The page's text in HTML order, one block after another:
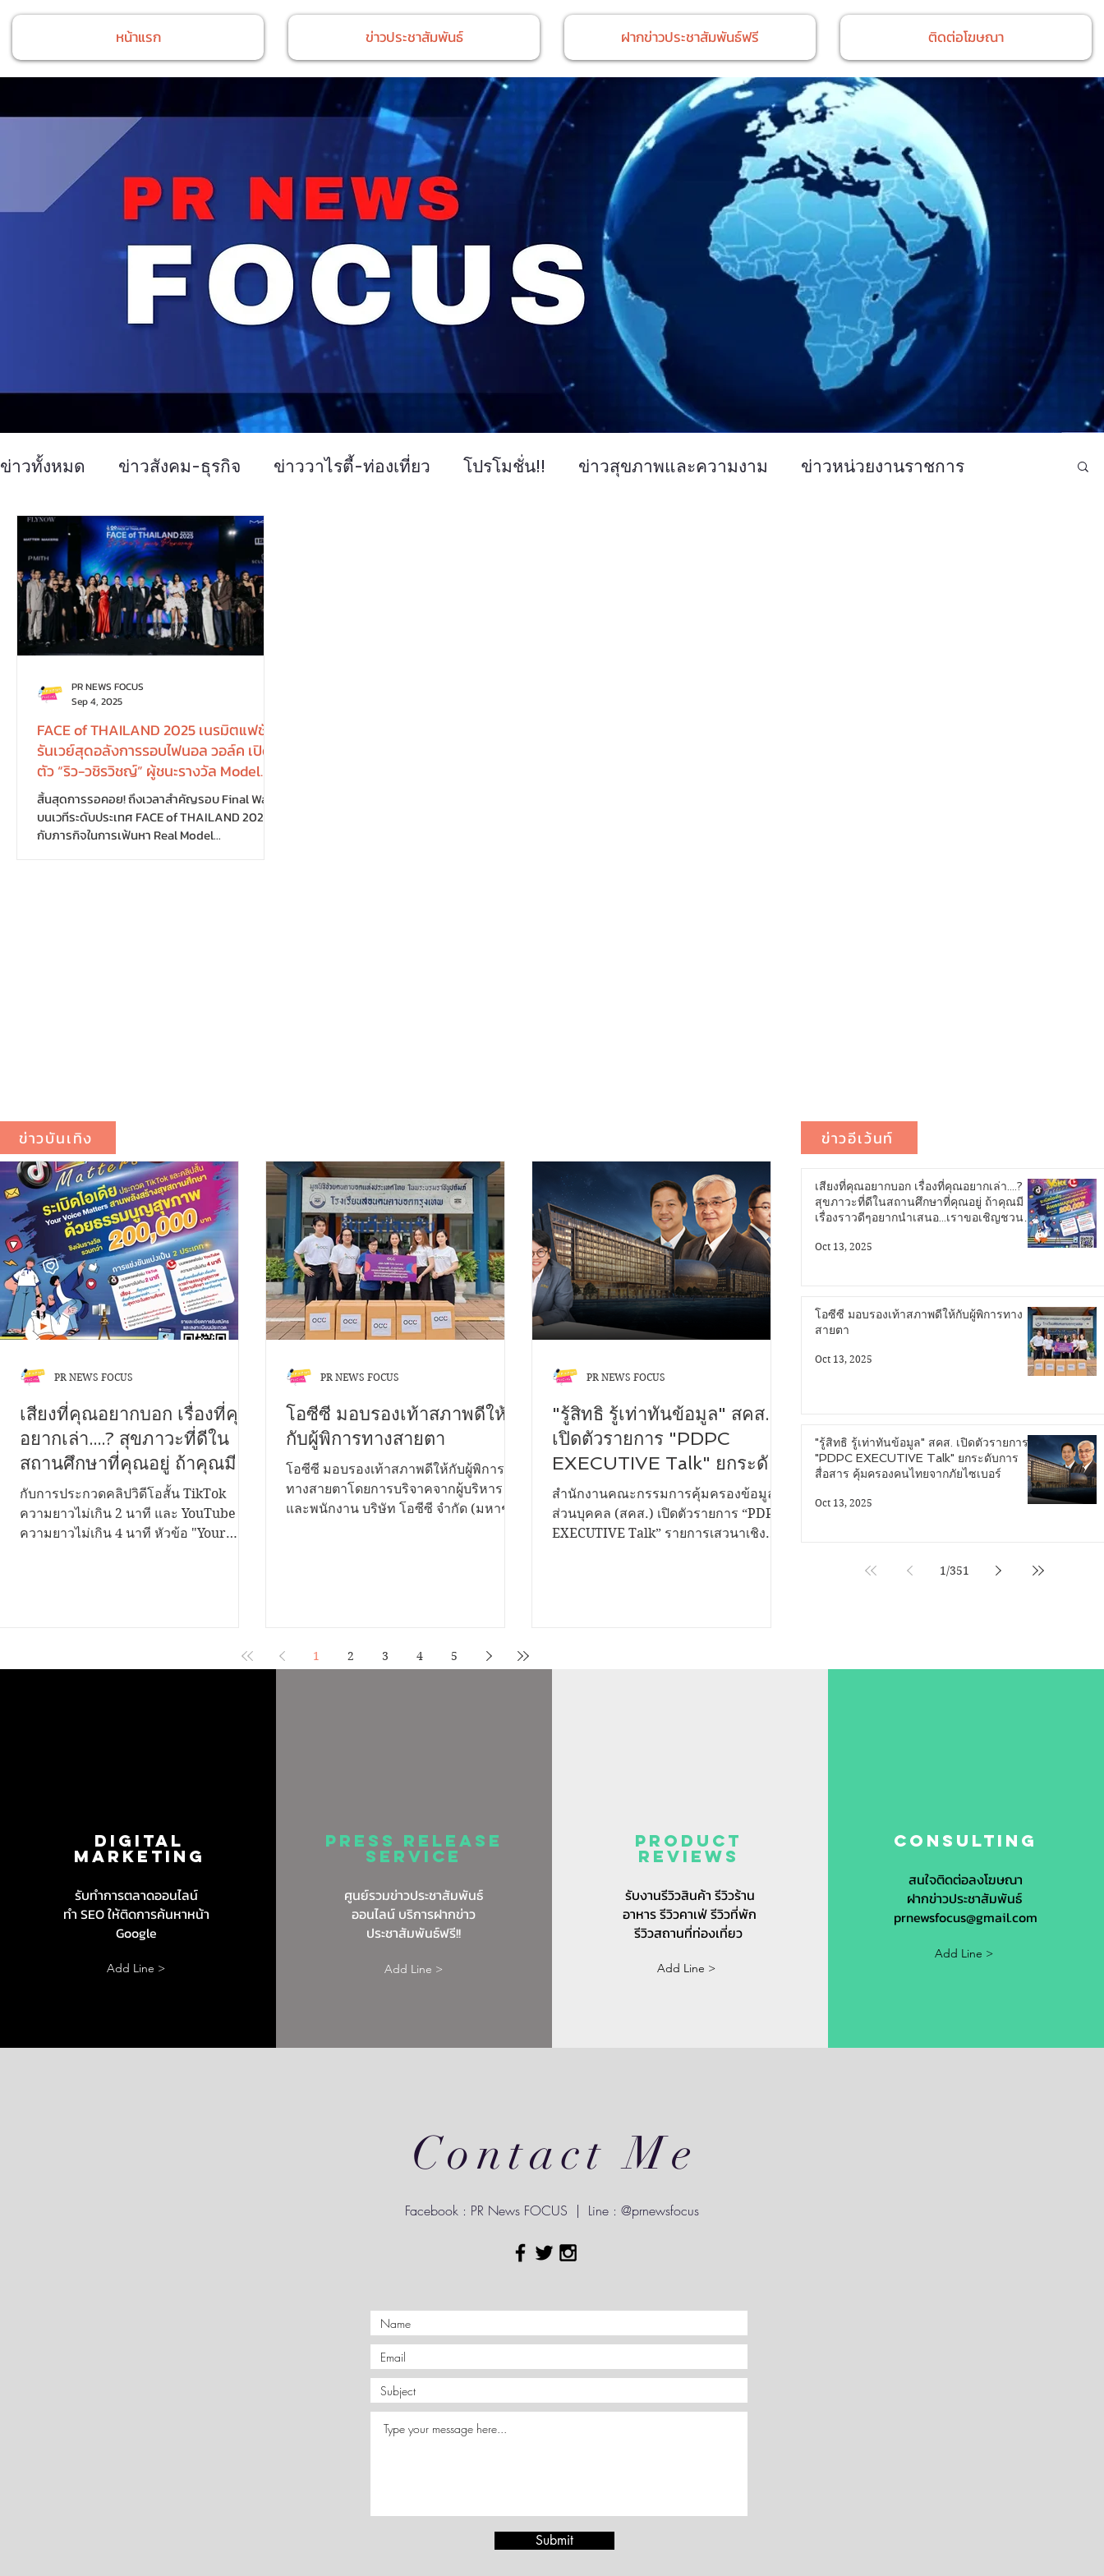
หน้าแรก ข่าวประชาสัมพันธ์ ฝากข่าวประชาสัมพันธ์ฟรี ติดต่อโฆษณา
ข่าวทั้งหมด ข่าวสังคม-ธุรกิจ ข่าววาไรตี้-ท่องเที่ยว โปรโมชั่น!! ข่าวสุขภาพและความงาม ข่าวหน่วยงานราชการ
ข่าวงานประชุม-อบรมสัมมนา
บทความประชาสัมพันธ์ Event
FACE of THAILAND 2025 เนรมิตแฟชั่น
รันเวย์สุดอลังการรอบไฟนอล วอล์ค เปิด
ตัว “ริว-วชิรวิชญ์” ผู้ชนะรางวัล Model
Star Award 2025 พร้อมส่งตัวแทนไทย
ประชัน 25 ประเทศ บนเวทีประกวดระดับ
เอเชียที่เกาหลีใต้
สิ้นสุดการรอคอย! ถึงเวลาสำคัญรอบ Final Walk
บนเวทีระดับประเทศ FACE of THAILAND 2025
กับภารกิจในการเฟ้นหา Real Model...
PR NEWS FOCUS
Sep 4, 2025
ข่าวบันเทิง
เสียงที่คุณอยากบอก เรื่องที่คุณ
อยากเล่า....? สุขภาวะที่ดีใน
สถานศึกษาที่คุณอยู่ ถ้าคุณมี
เรื่องราวดีๆอยากนำเสนอ...เรา
ขอเชิญชวนคุณมาระเบิดไอ
เดีย...!
กับการประกวดคลิปวิดีโอสั้น TikTok
ความยาวไม่เกิน 2 นาที และ YouTube
ความยาวไม่เกิน 4 นาที หัวข้อ "Your
TikTok เงื่อนไข • กำลังศึกษาในระดับชั้น
PR NEWS FOCUS
โอซีซี มอบรองเท้าสภาพดีให้
กับผู้พิการทางสายตา
โอซีซี มอบรองเท้าสภาพดีให้กับผู้พิการ
ทางสายตาโดยการบริจาคจากผู้บริหาร
และพนักงาน บริษัท โอซีซี จำกัด (มหาชน)
ประชาสัมพันธ์ และทีมงาน CSR บริษัท โอ
PR NEWS FOCUS
"รู้สิทธิ รู้เท่าทันข้อมูล" สคส.
เปิดตัวรายการ "PDPC
EXECUTIVE Talk" ยกระดับ
การสื่อสาร คุ้มครองคนไทย
จากภัยไซเบอร์
สำนักงานคณะกรรมการคุ้มครองข้อมูล
ส่วนบุคคล (สคส.) เปิดตัวรายการ “PDPC
EXECUTIVE Talk” รายการเสวนาเชิง
PR NEWS FOCUS
1 2 3 4 5
ข่าวอีเว้นท์
เสียงที่คุณอยากบอก เรื่องที่คุณอยากเล่า....?
สุขภาวะที่ดีในสถานศึกษาที่คุณอยู่ ถ้าคุณมี
เรื่องราวดีๆอยากนำเสนอ...เราขอเชิญชวน
Oct 13, 2025
โอซีซี มอบรองเท้าสภาพดีให้กับผู้พิการทาง
สายตา
Oct 13, 2025
"รู้สิทธิ รู้เท่าทันข้อมูล" สคส. เปิดตัวรายการ
"PDPC EXECUTIVE Talk" ยกระดับการ
สื่อสาร คุ้มครองคนไทยจากภัยไซเบอร์
Oct 13, 2025
1/351
DIGITAL
MARKETING
รับทำการตลาดออนไลน์
ทำ SEO ให้ติดการค้นหาหน้า
Google
Add Line >
Press release
service
ศูนย์รวมข่าวประชาสัมพันธ์
ออนไลน์ บริการฝากข่าว
ประชาสัมพันธ์ฟรี!!
Add Line >
Product
reviews
รับงานรีวิวสินค้า รีวิวร้าน
อาหาร รีวิวคาเฟ่ รีวิวที่พัก
รีวิวสถานที่ท่องเที่ยว
Add Line >
Consulting
สนใจติดต่อลงโฆษณา
ฝากข่าวประชาสัมพันธ์
prnewsfocus@gmail.com
Add Line >
Contact Me
Facebook : PR News FOCUS | Line : @prnewsfocus
Submit